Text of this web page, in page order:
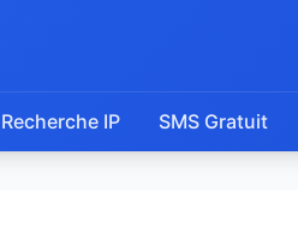
Recherche IP SMS Gratuit